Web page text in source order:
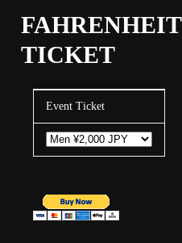
TICKET
Event Ticket